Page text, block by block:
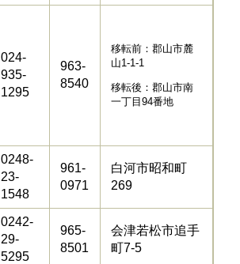
024-
935-
1295
963-
8540
移転前：郡山市麓
山1-1-1
移転後：郡山市南
一丁目94番地
0248-
23-
1548
961-
0971
白河市昭和町
269
0242-
29-
5295
965-
8501
会津若松市追手
町7-5